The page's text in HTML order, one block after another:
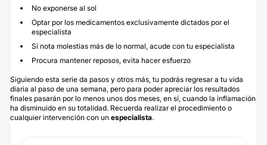
No exponerse al sol
Optar por los medicamentos exclusivamente dictados por el
especialista
Si nota molestias más de lo normal, acude con tu especialista
Procura mantener reposos, evita hacer esfuerzo
Siguiendo esta serie da pasos y otros más, tu podrás regresar a tu vida
diaria al paso de una semana, pero para poder apreciar los resultados
finales pasarán por lo menos unos dos meses, en sí, cuando la inflamación
ha disminuido en su totalidad. Recuerda realizar el procedimiento o
cualquier intervención con un especialista.